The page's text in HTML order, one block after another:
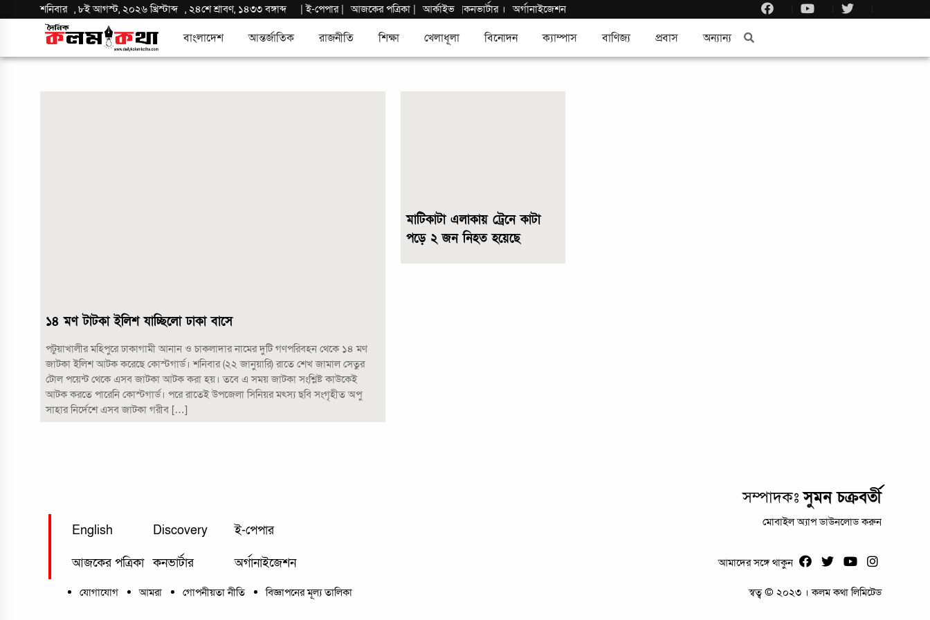
শনিবার ,৮ই আগস্ট, ২০২৬ খ্রিস্টাব্দ ,২৪শে শ্রাবণ, ১৪৩৩ বঙ্গাব্দ |ই-পেপার| আজকের পত্রিকা | আর্কাইভ |কনভার্টার । অর্গানাইজেশন
বাংলাদেশ আন্তর্জাতিক রাজনীতি শিক্ষা খেলাধূলা বিনোদন ক্যাম্পাস বাণিজ্য প্রবাস অন্যান্য
১৪ মণ টাটকা ইলিশ যাচ্ছিলো ঢাকা বাসে
পটুয়াখালীর মহিপুরে ঢাকাগামী আনান ও চাকলাদার নামের দুটি গণপরিবহন থেকে ১৪ মণ
জাটকা ইলিশ আটক করেছে কোস্টগার্ড। শনিবার (২২ জানুয়ারি) রাতে শেখ জামাল সেতুর
টোল পয়েন্ট থেকে এসব জাটকা আটক করা হয়। তবে এ সময় জাটকা সংশ্লিষ্ট কাউকেই
আটক করতে পারেনি কোস্টগার্ড। পরে রাতেই উপজেলা সিনিয়র মৎস্য ছবি সংগৃহীত অপু
সাহার নির্দেশে এসব জাটকা গরীব […]
মাটিকাটা এলাকায় ট্রেনে কাটা
পড়ে ২ জন নিহত হয়েছে
সম্পাদকঃসুমন চক্রবর্তী
English Discovery ই-পেপার
আজকের পত্রিকা কনভার্টার অর্গানাইজেশন
মোবাইল অ্যাপ ডাউনলোড করুন
আমাদের সঙ্গে থাকুন
যোগাযোগ আমরা গোপনীয়তা নীতি বিজ্ঞাপনের মূল্য তালিকা স্বত্ব © ২০২৩ । কলম কথা লিমিটেড